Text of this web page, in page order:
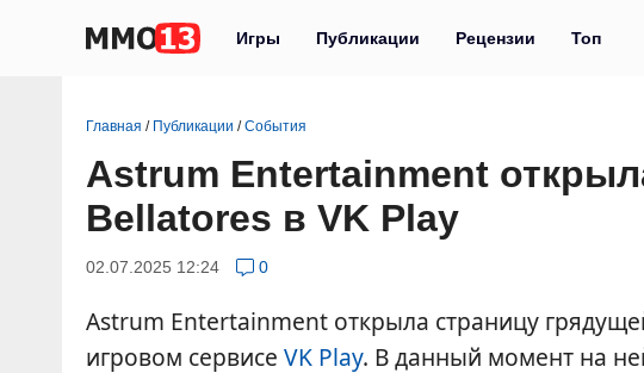
Игры Публикации Рецензии Топ
Главная / Публикации /События
Astrum Entertainment
Bellatores в VK Play
02.07.2025 12:24 0
Astrum Entertainment открыла страницу
игровом сервисе VK Play. В данный момент на